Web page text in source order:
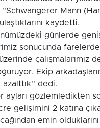
Mann
kaydetti.
günlerde
sonucunda
çalışmalarımız
Ekip
azalttık'' dedi.
ayları gözlemledikten
gelişimini 2 katına
emin